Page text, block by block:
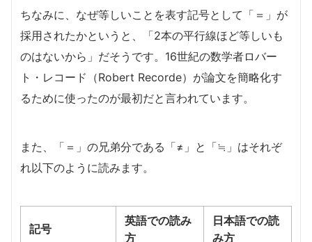
ちなみに、なぜ等しいことを表す記号として「＝」が
採用されたかというと、「2本の平行線ほど等しいも
のはないから」だそうです。16世紀の数学者ロバー
ト・レコード（Robert Recorde）が論文を簡略化す
るために使ったのが最初だと言われています。
また、「＝」の兄弟分である「≠」と「≒」はそれぞ
れ以下のように読みます。
記号
英語での読み
方
日本語での読
み方